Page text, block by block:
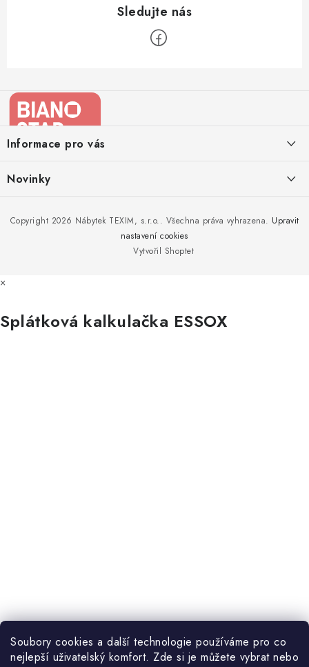
Soubory cookies a další technologie používáme pro co
nejlepší uživatelský komfort. Zde si je můžete vybrat nebo
aInformace pro vás
Kontakty
Doprava nábytku k Vám
Formulář odstoupení od smlouvy
Novinky
to!
Nakupujte zahradní nábytek i v ziměVytvořil Shoptet
Copyright 2026 Nábytek TEXIM, s.r.o.. Všechna práva vyhrazena. Upravit
nastavení cookies
×
Splátková kalkulačka ESSOX